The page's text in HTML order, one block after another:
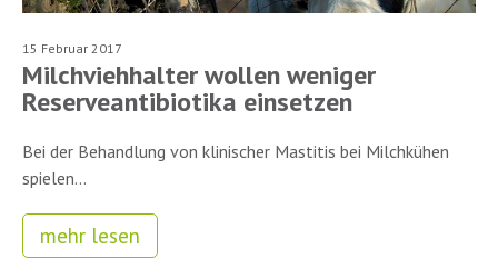
15 Februar 2017
Milchviehhalter wollen weniger
Reserveantibiotika einsetzen
Bei der Behandlung von klinischer Mastitis bei Milchkühen
spielen...
mehr lesen